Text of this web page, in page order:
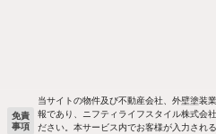
免責
事項
当サイトの物件及び不動産会社、外壁塗装
報であり、ニフティライフスタイル株式会
ださい。本サービス内でお客様が入力され